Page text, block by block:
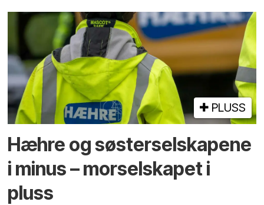
PLUSS
Hæhre og søster­selskapene
i minus – mor­selskapet i
pluss